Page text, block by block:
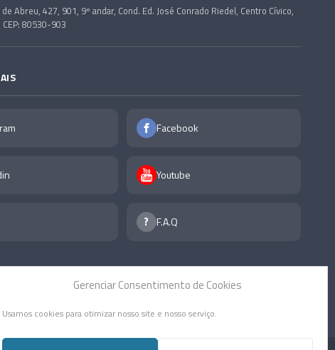
Gerenciar Consentimento de Cookies
Usamos cookies para otimizar nosso site e nosso serviço.
Abreu, 427, 901, 9º andar, Cond. Ed. José Conrado Riedel, Centro Cívico,
80530-903
Facebook
Youtube
F.A.Q